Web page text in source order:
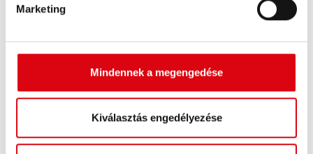
Marketing
Mindennek a megengedése
Kiválasztás engedélyezése
testre csatlakoztassa.*
lehetséges, hogy emiatt hibaüzenet jelenik meg.
*Ez a javaslat már korábban is felmerült, akkor a
fellépő szikraképződés miatt. (Test = valamely
az akkumulátortól távolabb eső fém alkatrész).